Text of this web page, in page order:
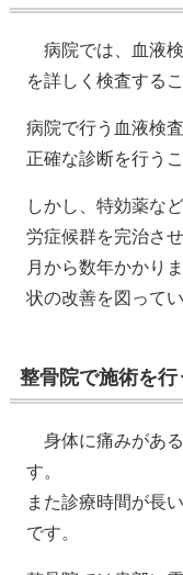
病院では、血液
を詳しく検査する
病院で行う血液検
正確な診断を行う
しかし、特効薬な
労症候群を完治さ
月から数年かかり
状の改善を図って
整骨院で施術を行
身体に痛みがあ
す。
また診療時間が長
です。